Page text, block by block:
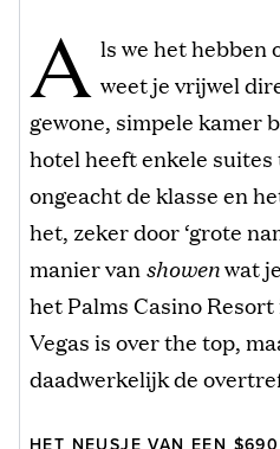
A ls we het hebben
weet je vrijwel
gewone, simpele kamer
hotel heeft enkele
ongeacht de klasse en
het, zeker door ‘grote
manier van showenwat
het Palms Casino
Vegas is over the top,
daadwerkelijk de
HET NEUSJE VAN EEN